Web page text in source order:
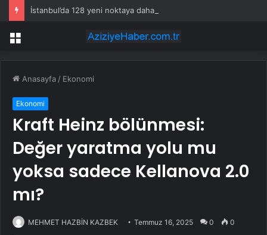
İstanbul’da 128 yeni noktaya daha EDS geliyor
Menü
Anasayfa / Ekonomi
Ekonomi
Kraft Heinz bölünmesi:
Değer yaratma yolu mu
yoksa sadece Kellanova 2.0
mı?
MEHMET HAZBİN KAZBEK Temmuz 16, 2025 0 0